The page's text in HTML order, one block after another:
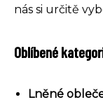
nás si určitě
Oblíbené
Lněné